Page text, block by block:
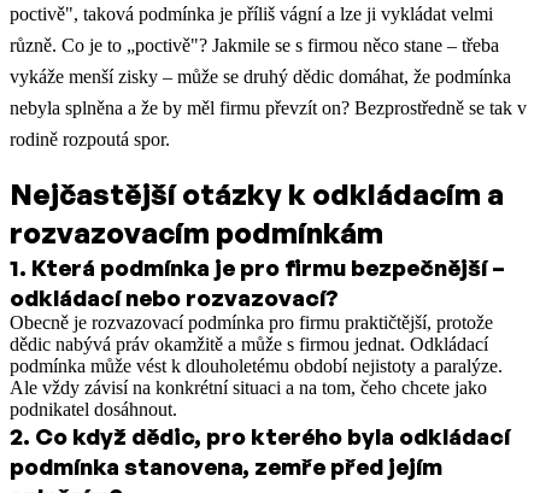
poctivě", taková podmínka je příliš vágní a lze ji vykládat velmi
různě. Co je to „poctivě"? Jakmile se s firmou něco stane – třeba
vykáže menší zisky – může se druhý dědic domáhat, že podmínka
nebyla splněna a že by měl firmu převzít on? Bezprostředně se tak v
rodině rozpoutá spor.
Nejčastější otázky k odkládacím a
rozvazovacím podmínkám
1. Která podmínka je pro firmu bezpečnější –
odkládací nebo rozvazovací?
Obecně je rozvazovací podmínka pro firmu praktičtější, protože
dědic nabývá práv okamžitě a může s firmou jednat. Odkládací
podmínka může vést k dlouholetému období nejistoty a paralýze.
Ale vždy závisí na konkrétní situaci a na tom, čeho chcete jako
podnikatel dosáhnout.
2. Co když dědic, pro kterého byla odkládací
podmínka stanovena, zemře před jejím